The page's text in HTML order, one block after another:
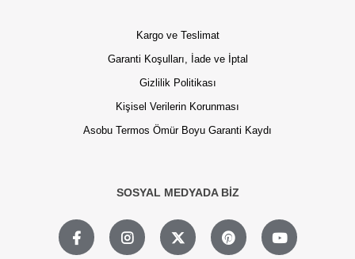
Kargo ve Teslimat
Garanti Koşulları, İade ve İptal
Gizlilik Politikası
Kişisel Verilerin Korunması
Asobu Termos Ömür Boyu Garanti Kaydı
SOSYAL MEDYADA BİZ